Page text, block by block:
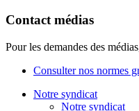
Contact médias
Pour les demandes des
Consulter nos normes
Notre syndicat
Notre syndicat